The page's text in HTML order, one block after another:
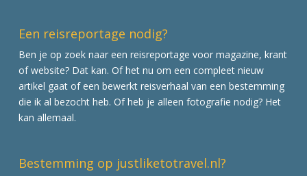
Een reisreportage nodig?
Ben je op zoek naar een reisreportage voor magazine, krant
of website? Dat kan. Of het nu om een compleet nieuw
artikel gaat of een bewerkt reisverhaal van een bestemming
die ik al bezocht heb. Of heb je alleen fotografie nodig? Het
kan allemaal.
Bestemming op justliketotravel.nl?